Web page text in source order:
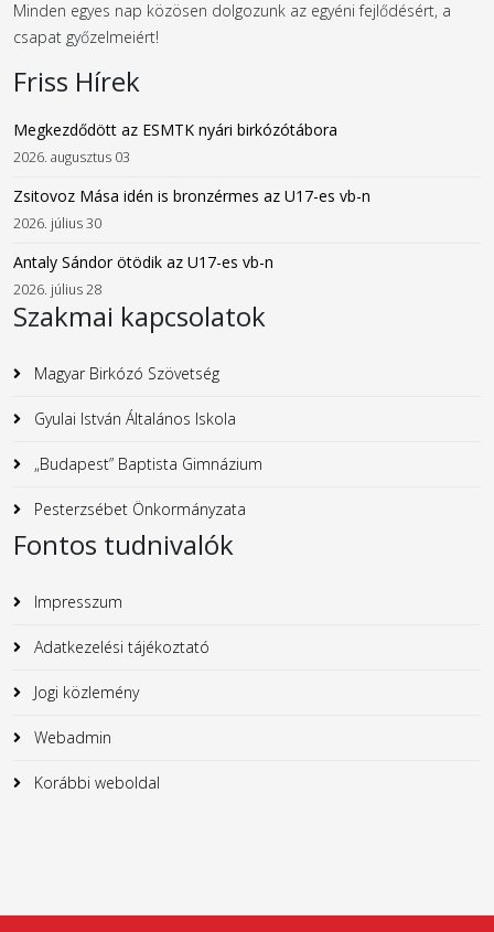
Minden egyes nap közösen dolgozunk az egyéni fejlődésért, a
csapat győzelmeiért!
Friss Hírek
Megkezdődött az ESMTK nyári birkózótábora
2026. augusztus 03
Zsitovoz Mása idén is bronzérmes az U17-es vb-n
2026. július 30
Antaly Sándor ötödik az U17-es vb-n
2026. július 28
Szakmai kapcsolatok
Magyar Birkózó Szövetség
Gyulai István Általános Iskola
„Budapest” Baptista Gimnázium
Pesterzsébet Önkormányzata
Fontos tudnivalók
Impresszum
Adatkezelési tájékoztató
Jogi közlemény
Webadmin
Korábbi weboldal